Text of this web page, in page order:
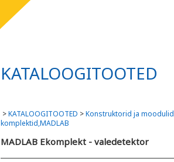
KATALOOGITOOTED
>KATALOOGITOOTED >Konstruktorid ja moodulid
komplektid,MADLAB
MADLAB Ekomplekt - valedetektor